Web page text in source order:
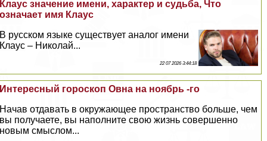
Клаус значение имени, хаpaктер и судьба, Что
означает имя Клаус
В русском языке существует аналог имени
Клаус – Николай...
22 07 2026 3:44:18
Интересный гороскоп Овна на ноябрь -го
Начав отдавать в окружающее прострaнcтво больше, чем
вы получаете, вы наполните свою жизнь совершенно
новым смыслом...